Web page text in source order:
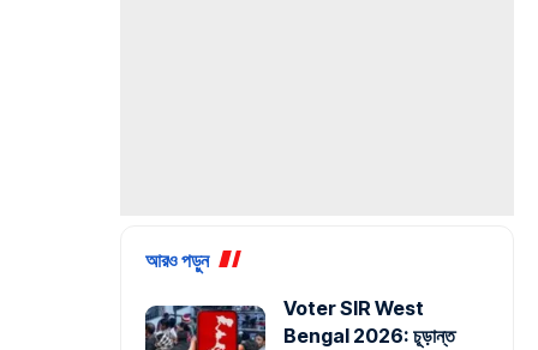
আরও পড়ুন
Voter SIR West
Bengal 2026: চূড়ান্ত